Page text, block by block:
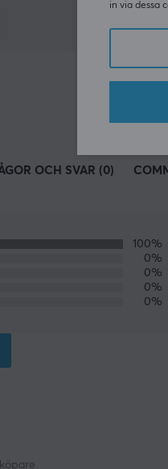
OCH SVAR (0)
100%
0%
0%
0%
0%
in via dessa